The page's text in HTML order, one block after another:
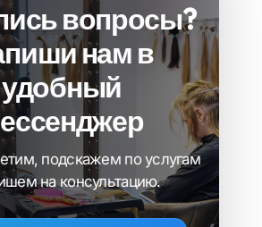
вопросы?
нам в
удобный
подскажем по услугам
на консультацию.